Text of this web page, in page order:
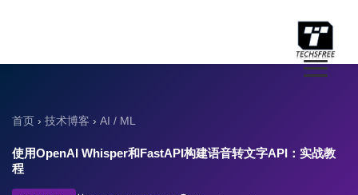
首页 › 技术博客 › AI / ML
使用OpenAI Whisper和FastAPI构建语音转文字API：实战教
程